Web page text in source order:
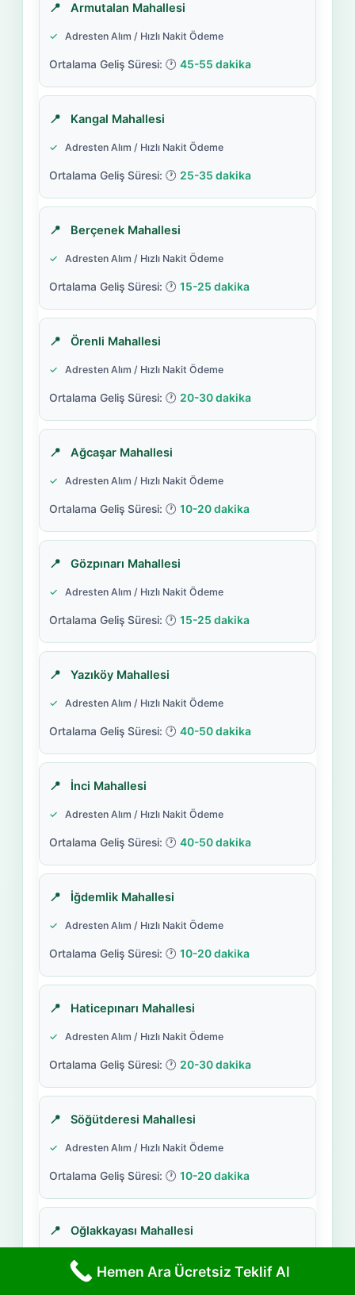
Armutalan Mahallesi
Adresten Alım / Hızlı Nakit Ödeme
45-55 dakika
Kangal Mahallesi
Adresten Alım / Hızlı Nakit Ödeme
25-35 dakika
Berçenek Mahallesi
Adresten Alım / Hızlı Nakit Ödeme
15-25 dakika
Örenli Mahallesi
Adresten Alım / Hızlı Nakit Ödeme
20-30 dakika
Ağcaşar Mahallesi
Adresten Alım / Hızlı Nakit Ödeme
10-20 dakika
Gözpınarı Mahallesi
Adresten Alım / Hızlı Nakit Ödeme
15-25 dakika
Yazıköy Mahallesi
Adresten Alım / Hızlı Nakit Ödeme
40-50 dakika
İnci Mahallesi
Adresten Alım / Hızlı Nakit Ödeme
40-50 dakika
İğdemlik Mahallesi
Adresten Alım / Hızlı Nakit Ödeme
10-20 dakika
Haticepınarı Mahallesi
Adresten Alım / Hızlı Nakit Ödeme
20-30 dakika
Söğütderesi Mahallesi
Adresten Alım / Hızlı Nakit Ödeme
10-20 dakika
Oğlakkayası Mahallesi
Adresten Alım / Hızlı Nakit Ödeme
Hemen Ara Ücretsiz Teklif Al